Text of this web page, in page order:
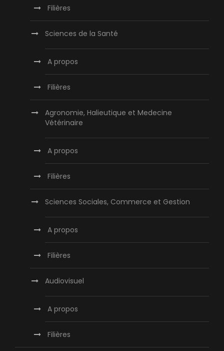
Filières
Sciences de la Santé
A propos
Filières
Agronomie, Halieutique et Medecine
Vétérinaire
A propos
Filières
Sciences Sociales, Commerce et Gestion
A propos
Filières
Audiovisuel
A propos
Filières